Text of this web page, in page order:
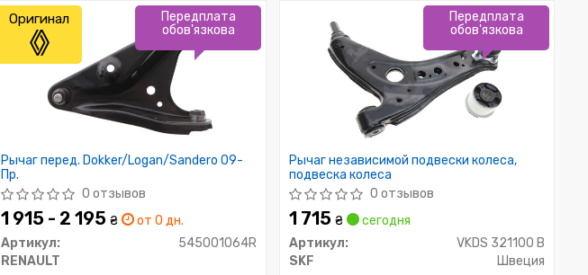
Рычаг перед. Dokker/Logan/Sandero 09-
Пр.
0 отзывов
1 915 - 2 195₴
от 0 дн.
Артикул:
545001064R
RENAULT
Передплата
обов'язкова
Оригинал
Рычаг независимой подвески колеса,
подвеска колеса
0 отзывов
1 715₴
сегодня
Артикул:
VKDS 321100 B
SKF
Швеция
Передплата
обов'язкова